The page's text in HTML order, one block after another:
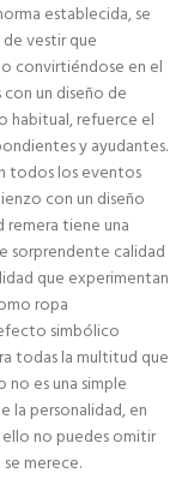
establecida, se
vestir que
convirtiéndose en el
un diseño de
habitual, refuerce el
y ayudantes.
todos los eventos
con un diseño
remera tiene una
sorprendente calidad
que experimentan
ropa
simbólico
todas la multitud que
es una simple
la personalidad, en
no puedes omitir
merece.